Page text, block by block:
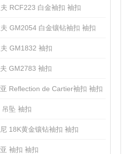
RCF223 白金袖扣 袖扣
GM2054 白金镶钻袖扣 袖扣
GM1832 袖扣
GM2783 袖扣
Reflection de Cartier袖扣 袖扣
吊坠 袖扣
18K黄金镶钻袖扣 袖扣
袖扣 袖扣